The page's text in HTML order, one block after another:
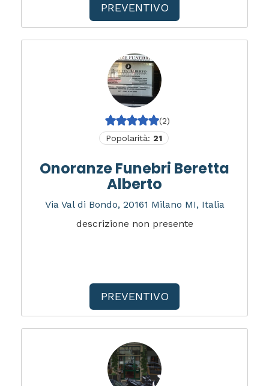
PREVENTIVO
(2)
Popolarità: 21
Onoranze Funebri Beretta
Alberto
Via Val di Bondo, 20161 Milano MI, Italia
descrizione non presente
PREVENTIVO